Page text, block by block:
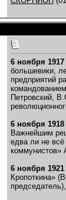
6 ноября 1917
большевики,
предприятий
Петровский,
6 ноября 1918
Важнейшим
едва ли не
коммунистов»
6 ноября 1921
Кропоткина»